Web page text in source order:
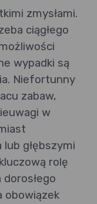
zmysłami.
ciągłego
wypadki są
Niefortunny
zabaw,
w
głębszymi
rolę
obowiązek